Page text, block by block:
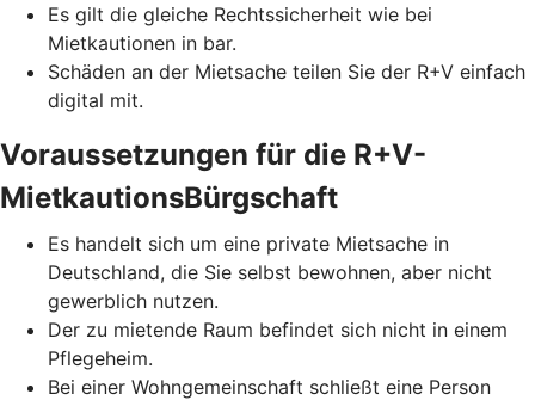
Es gilt die gleiche Rechtssicherheit wie bei
Mietkautionen in bar.
Schäden an der Mietsache teilen Sie der R+V einfach
digital mit.
Voraussetzungen für die R+V-
MietkautionsBürgschaft
Es handelt sich um eine private Mietsache in
Deutschland, die Sie selbst bewohnen, aber nicht
gewerblich nutzen.
Der zu mietende Raum befindet sich nicht in einem
Pflegeheim.
Bei einer Wohngemeinschaft schließt eine Person